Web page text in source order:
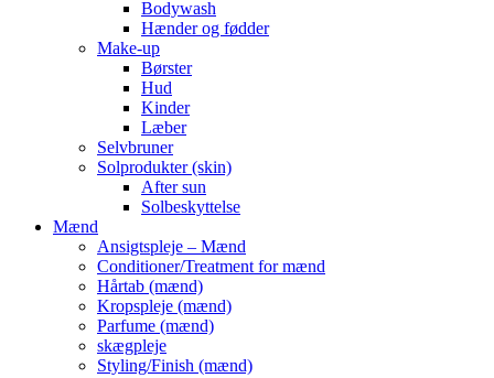
Bodywash
Hænder og fødder
Make-up
Børster
Hud
Kinder
Læber
Selvbruner
Solprodukter (skin)
After sun
Solbeskyttelse
Mænd
Ansigtspleje – Mænd
Conditioner/Treatment for mænd
Hårtab (mænd)
Kropspleje (mænd)
Parfume (mænd)
skægpleje
Styling/Finish (mænd)